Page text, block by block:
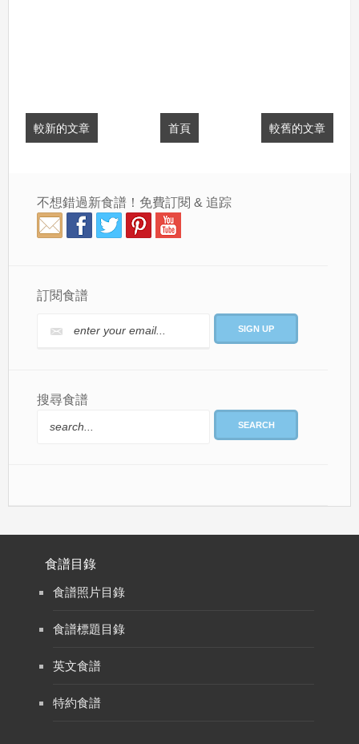
較新的文章 較舊的文章
首頁
不想錯過新食譜！免費訂閱 & 追踪
訂閱食譜
搜尋食譜
SEARCH
食譜目錄
食譜照片目錄
食譜標題目錄
英文食譜
特約食譜